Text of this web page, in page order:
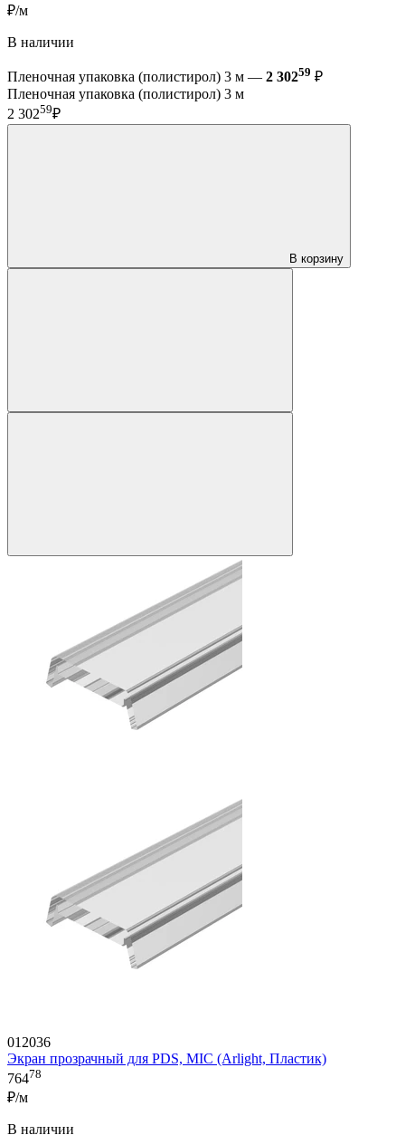
₽/м
В наличии
Пленочная упаковка (полистирол) 3 м — 2 30259 ₽
Пленочная упаковка (полистирол) 3 м
2 30259₽
В корзину
012036
Экран прозрачный для PDS, MIC (Arlight, Пластик)
76478
₽/м
В наличии